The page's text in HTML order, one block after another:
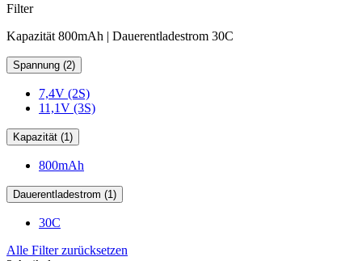
Filter
Kapazität 800mAh | Dauerentladestrom 30C
Spannung (2)
7,4V (2S)
11,1V (3S)
Kapazität (1)
800mAh
Dauerentladestrom (1)
30C
Alle Filter zurücksetzen